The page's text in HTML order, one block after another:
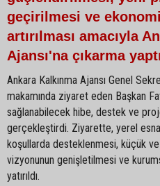
geçirilmesi ve
artırılması amacıyla
Ajansı'na çıkarma
Ankara Kalkınma Ajansı Genel
makamında ziyaret eden Başkan
sağlanabilecek hibe, destek ve
gerçekleştirdi. Ziyarette, yerel
koşullarda desteklenmesi, küçük
vizyonunun genişletilmesi ve
yatırıldı.